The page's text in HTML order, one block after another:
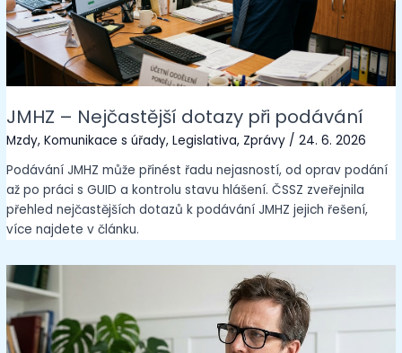
JMHZ – Nejčastější dotazy při podávání
Mzdy,Komunikace s úřady,Legislativa, Zprávy /24. 6. 2026
Podávání JMHZ může přinést řadu nejasností, od oprav podání
až po práci s GUID a kontrolu stavu hlášení. ČSSZ zveřejnila
přehled nejčastějších dotazů k podávání JMHZ jejich řešení,
více najdete v článku.